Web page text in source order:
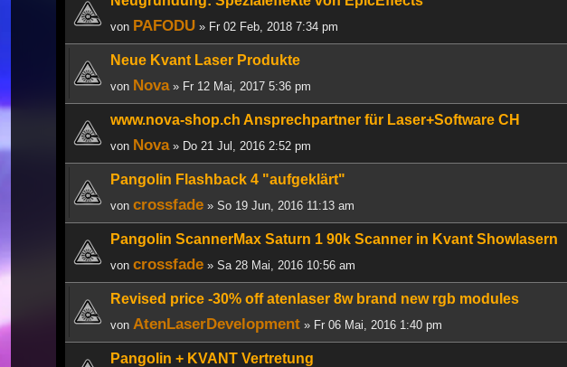
von PAFODU » Fr 02 Feb, 2018 7:34 pm
Neue Kvant Laser Produkte
von Nova» Fr 12 Mai, 2017 5:36 pm
www.nova-shop.ch Ansprechpartner für Laser+Software CH
von Nova» Do 21 Jul, 2016 2:52 pm
Pangolin Flashback 4 "aufgeklärt"
von crossfade » So 19 Jun, 2016 11:13 am
Pangolin ScannerMax Saturn 1 90k Scanner in Kvant Showlasern
von crossfade » Sa 28 Mai, 2016 10:56 am
Revised price -30% off atenlaser 8w brand new rgb modules
von AtenLaserDevelopment » Fr 06 Mai, 2016 1:40 pm
Pangolin + KVANT Vertretung